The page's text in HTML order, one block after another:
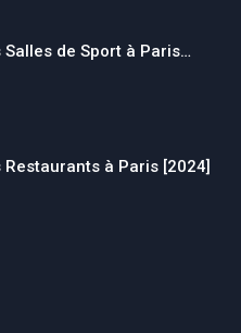
de Sport à Paris…
à Paris [2024]